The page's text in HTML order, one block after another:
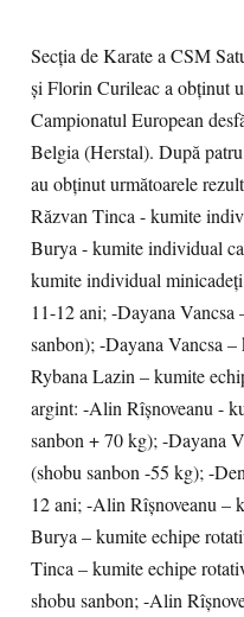
Secția de Karate a CSM
și Florin Curileac a obținut
Campionatul European
Belgia (Herstal). După
au obținut următoarele
Răzvan Tinca - kumite
Burya - kumite individual
kumite individual
11-12 ani; -Dayana
sanbon); -Dayana Vancsa
Rybana Lazin – kumite
argint: -Alin Rîșnoveanu -
sanbon + 70 kg); -Dayana
(shobu sanbon -55 kg); -
12 ani; -Alin Rîșnoveanu –
Burya – kumite echipe
Tinca – kumite echipe
shobu sanbon; -Alin